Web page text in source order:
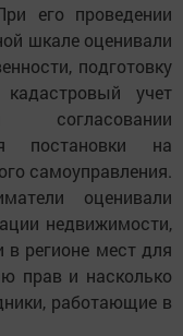
его проведении
шкале оценивали
подготовку
учет
согласовании
постановки на
самоуправления.
оценивали
недвижимости,
в регионе мест для
прав и насколько
работающие в